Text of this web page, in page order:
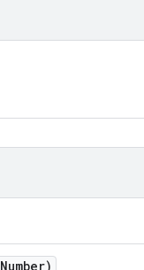
Number)